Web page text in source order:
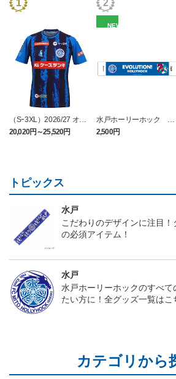
（Sｰ3XL）2026/27 オー
センティックユニフォー
ム FP 1st
20,020円～25,520円
NEW
水戸ホーリーホック ボ
ーマンダ タオルマフラー
2,500円
トピックス
水戸
こだわりのデザインに注目
の必須アイテム！
水戸
水戸ホーリーホックのすべて
たい方に！全グッズ一覧はこ
カテゴリから